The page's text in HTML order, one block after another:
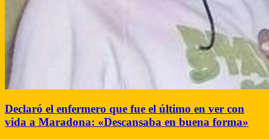
Declaró el enfermero que fue el último en ver con
vida a Maradona: «Descansaba en buena forma»